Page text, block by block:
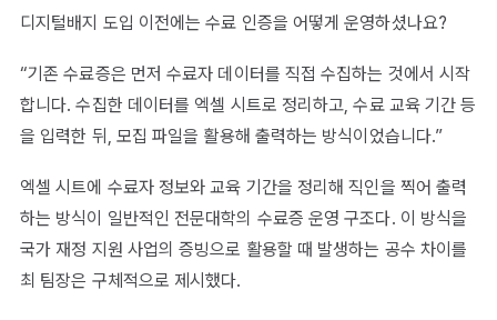
디지털배지 도입 이전에는 수료 인증을 어떻게 운영하셨나요?
“기존 수료증은 먼저 수료자 데이터를 직접 수집하는 것에서 시작
합니다. 수집한 데이터를 엑셀 시트로 정리하고, 수료 교육 기간 등
을 입력한 뒤, 모집 파일을 활용해 출력하는 방식이었습니다.”
엑셀 시트에 수료자 정보와 교육 기간을 정리해 직인을 찍어 출력
하는 방식이 일반적인 전문대학의 수료증 운영 구조다. 이 방식을
국가 재정 지원 사업의 증빙으로 활용할 때 발생하는 공수 차이를
최 팀장은 구체적으로 제시했다.